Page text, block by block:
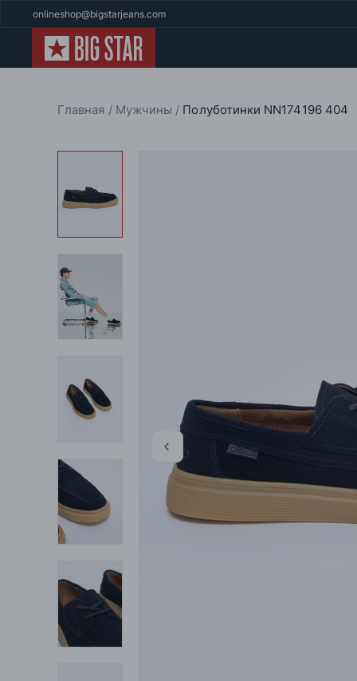
onlineshop@bigstarjeans.com
Главная Мужчины Полуботинки NN174196 404